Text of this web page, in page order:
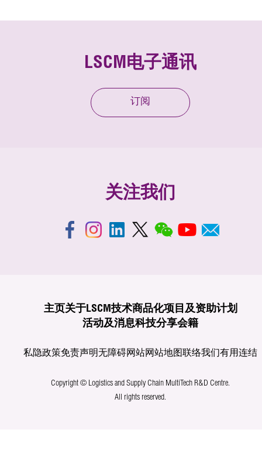
LSCM电子通讯
订阅
关注我们
主页关于LSCM技术商品化项目及资助计划
活动及消息科技分享会籍
私隐政策免责声明无障碍网站网站地图联络我们有用连结
Copyright © Logistics and Supply Chain MultiTech R&D Centre.
All rights reserved.